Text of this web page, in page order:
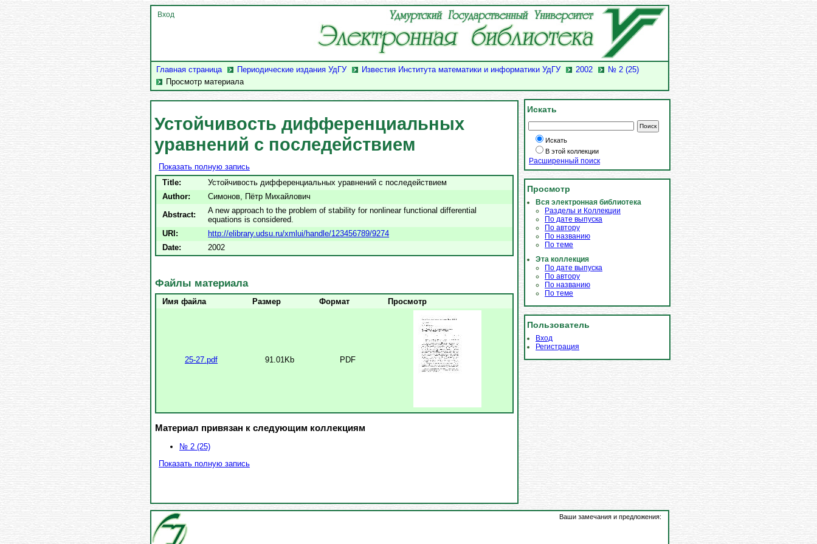
Главная страница Периодические издания УдГУ Известия Института математики и информатики УдГУ 2002
№ 2 (25)
Просмотр материала
Вход
Устойчивость дифференциальных
уравнений с последействием
Показать полную запись
Title:
Устойчивость дифференциальных уравнений с последействием
Author:
Симонов, Пётр Михайлович
Abstract:
A new approach to the problem of stability for nonlinear functional differential
equations is considered.
URI:
http://elibrary.udsu.ru/xmlui/handle/123456789/9274
Date:
2002
Файлы материала
Имя файла Размер Формат Просмотр
25-27.pdf 91.01Kb PDF
Материал привязан к следующим коллекциям
№ 2 (25)
Показать полную запись
Искать
Искать
В этой коллекции
Расширенный поиск
Просмотр
Вся электронная библиотека
Разделы и Коллекции
По дате выпуска
По автору
По названию
По теме
Эта коллекция
По дате выпуска
По автору
По названию
По теме
Пользователь
Вход
Регистрация
Ваши замечания и предложения: